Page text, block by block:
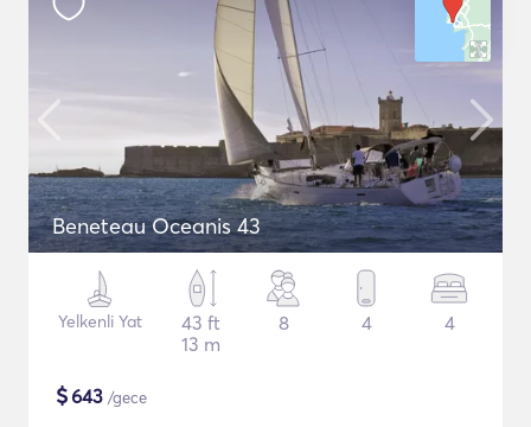
Beneteau Oceanis 43
Yelkenli Yat
43 ft
13 m
8 4 4
$643 /gece